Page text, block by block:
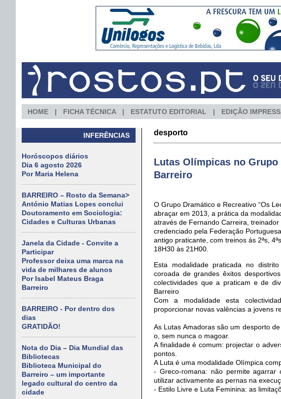
HOME FICHA TÉCNICA ESTATUTO EDITORIAL EDIÇÃO
INFERÊNCIAS
Horóscopos diários
Dia 6 agosto 2026
Por Maria Helena
BARREIRO – Rosto da Semana>
António Matias Lopes conclui
Doutoramento em Sociologia:
Cidades e Culturas Urbanas
Janela da Cidade - Convite a
Participar
Professor deixa uma marca na
vida de milhares de alunos
Por Isabel Mateus Braga
Barreiro
BARREIRO - Por dentro dos
dias
GRATIDÃO!
Nota do Dia – Dia Mundial das
Bibliotecas
Biblioteca Municipal do
Barreiro – um importante
legado cultural do centro da
cidade
desporto
Lutas Olímpicas no
Barreiro
O Grupo Dramático e Recreativo “Os
abraçar em 2013, a prática da
através de Fernando Carreira, treinador
credenciado pela Federação
antigo praticante, com treinos ás 2ªs,
18H30 às 21H00.
Esta modalidade praticada no
coroada de grandes êxitos
colectividades que a praticam e de
Barreiro
Com a modalidade esta
proporcionar novas valências a jovens
As Lutas Amadoras são um desporto
o, sem nunca o magoar.
A finalidade é comum: projectar o
pontos.
A Luta é uma modalidade Olímpica
- Greco-romana: não permite
utilizar activamente as pernas na
- Estilo Livre e Luta Feminina: as